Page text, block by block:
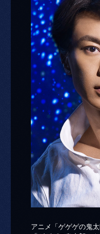
アニメ「ゲゲゲの鬼